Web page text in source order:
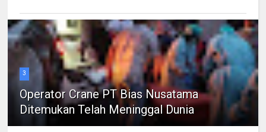
3
Operator Crane PT Bias Nusatama
Ditemukan Telah Meninggal Dunia